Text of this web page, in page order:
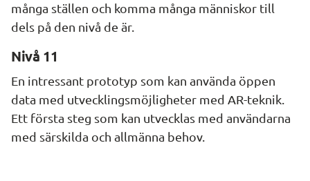
många ställen och komma många människor till
dels på den nivå de är.
Nivå 11
En intressant prototyp som kan använda öppen
data med utvecklingsmöjligheter med AR-teknik.
Ett första steg som kan utvecklas med användarna
med särskilda och allmänna behov.